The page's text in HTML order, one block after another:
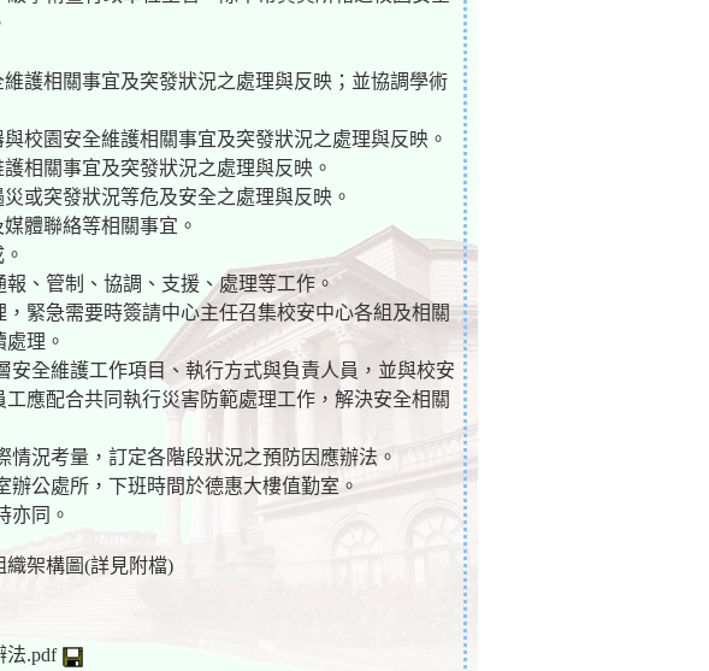
護相關事宜及突發狀況之處理與反映；並協調學術
校園安全維護相關事宜及突發狀況之處理與反映。
相關事宜及突發狀況之處理與反映。
或突發狀況等危及安全之處理與反映。
體聯絡等相關事宜。
、管制、協調、支援、處理等工作。
緊急需要時簽請中心主任召集校安中心各組及相關
理。
全維護工作項目、執行方式與負責人員，並與校安
應配合共同執行災害防範處理工作，解決安全相關
況考量，訂定各階段狀況之預防因應辦法。
公處所，下班時間於德惠大樓值勤室。
亦同。
架構圖(詳見附檔)
法.pdf